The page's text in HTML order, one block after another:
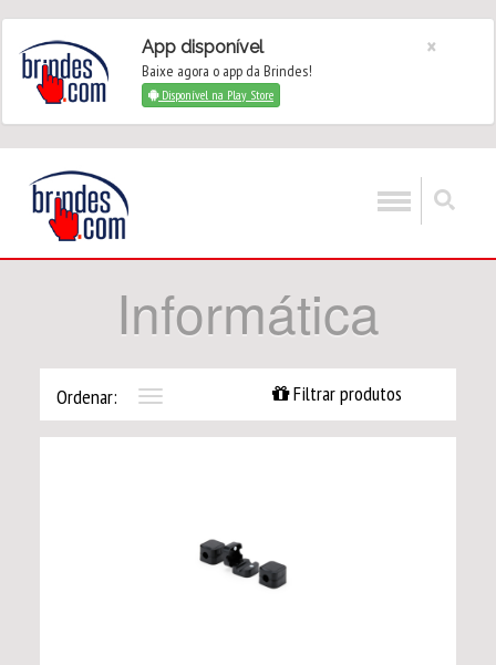
App disponível
Baixe agora o app da Brindes!
Disponível na Play Store
×
Informática
Ordenar:
Toggle
navigation
Filtrar produtos